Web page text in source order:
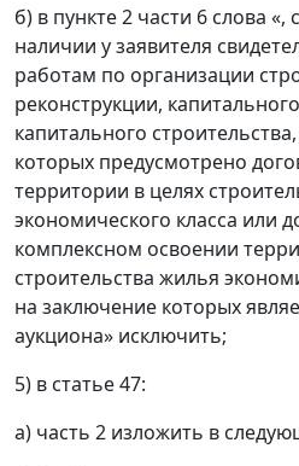
б) в пункте 2 части 6 слова
наличии у заявителя
работам по организации
реконструкции,
капитального
которых предусмотрено
территории в целях
экономического класса или
комплексном освоении
строительства жилья
на заключение которых
аукциона» исключить;
5) в статье 47:
а) часть 2 изложить в